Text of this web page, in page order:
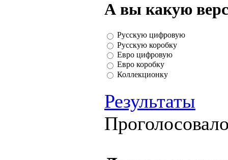
А вы какую
Русскую цифровую
Русскую коробку
Евро цифровую
Евро коробку
Коллекционку
Результаты